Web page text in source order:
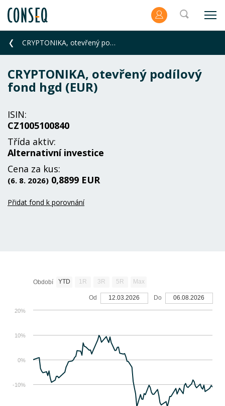
CRYPTONIKA, otevřený podílový fond hgd (EUR)
CRYPTONIKA, otevřený podílový
fond hgd (EUR)
ISIN:
CZ1005100840
Třída aktiv:
Alternativní investice
Cena za kus:
(6. 8. 2026) 0,8899 EUR
Přidat fond k porovnání
-10%
0%
10%
20%
Období YTD 1R 3R 5R Max
Od 12.03.2026 Do 06.08.2026